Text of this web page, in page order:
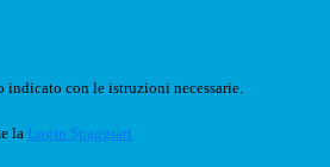
con le istruzioni necessarie.
la Login Spaggiari